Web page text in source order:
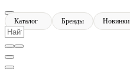
Каталог Бренды Новинки